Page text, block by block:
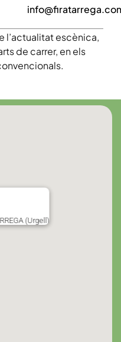
l’actualitat escènica,
de carrer, en els
(Urgell)